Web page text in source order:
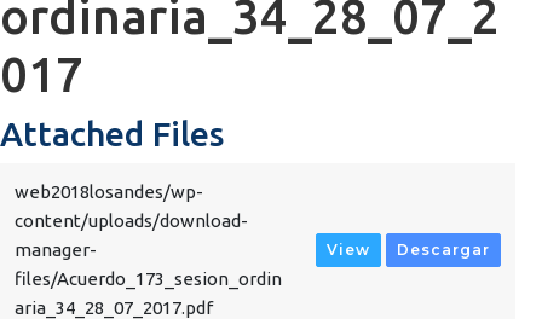
ordinaria_34_28_07_2
017
Attached Files
web2018losandes/wp-
content/uploads/download-
manager-
files/Acuerdo_173_sesion_ordin
aria_34_28_07_2017.pdf
View Descargar